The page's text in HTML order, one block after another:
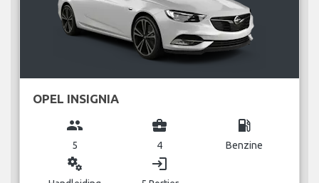
OPEL INSIGNIA
group
5
business_center
4
local_gas_station
Benzine
miscellaneous_services login